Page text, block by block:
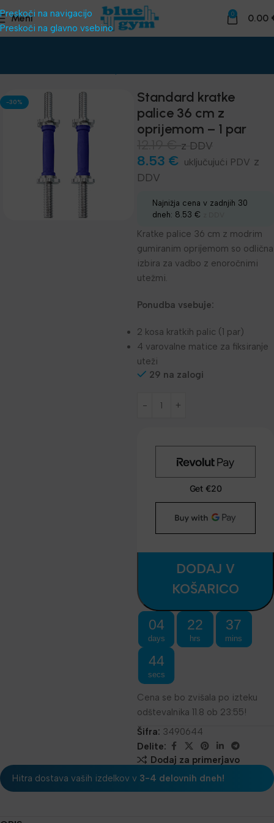
Preskoči na navigacijo
Preskoči na glavno vsebino
Meni 0 0.00
-30%
Standard kratke
palice 36 cm z
oprijemom – 1 par
z DDV
8.53 €
z
DDV
Najnižja cena v zadnjih 30
dneh: 8.53 €
Kratke palice 36 cm z modrim
gumiranim oprijemom so odlična
izbira za vadbo z enoročnimi
utežmi.
Ponudba vsebuje:
2 kosa kratkih palic (1 par)
4 varovalne matice za fiksiranje
uteži
29 na zalogi
DODAJ V
KOŠARICO
04
days
22
hrs
37
mins
44
secs
Cena se bo zvišala po izteku
odštevalnika 11.8 ob 23:55!
Šifra: 3490644
Delite:
Dodaj za primerjavo
Hitra dostava vaših izdelkov v 3-4 delovnih dneh!